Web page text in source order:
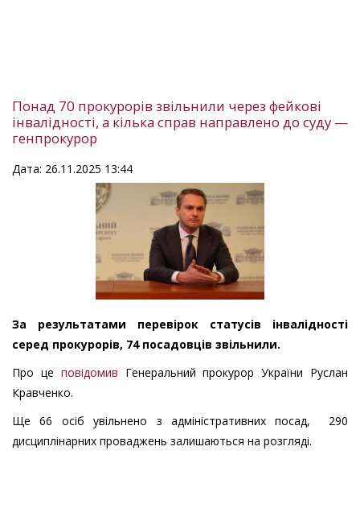
Понад 70 прокурорів звільнили через фейкові
інвалідності, а кілька справ направлено до суду —
генпрокурор
Дата: 26.11.2025 13:44
За результатами перевірок статусів інвалідності
серед прокурорів, 74 посадовців звільнили.
Про це повідомив Генеральний прокурор України Руслан
Кравченко.
Ще 66 осіб увільнено з адміністративних посад, 290
дисциплінарних проваджень залишаються на розгляді.